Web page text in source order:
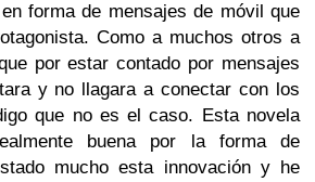
forma de mensajes de móvil que
Como a muchos otros a
por estar contado por mensajes
y no llagara a conectar con los
que no es el caso. Esta novela
buena por la forma de
mucho esta innovación y he